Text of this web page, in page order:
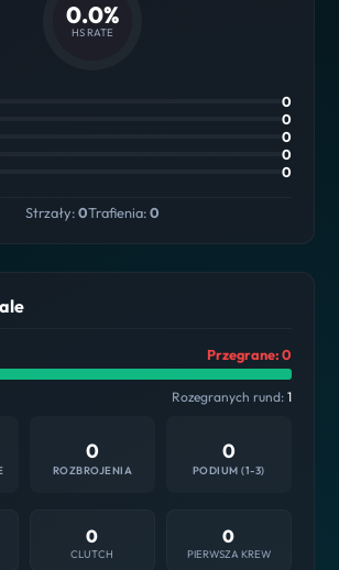
0.0%
HS RATE
0
0
0
0
0
Strzały:0Trafienia:0
Przegrane: 0
Rozegranych rund: 1
0
ROZBROJENIA
0
PODIUM (1-3)
0
CLUTCH
0
PIERWSZA KREW